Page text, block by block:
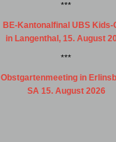
***
BE-Kantonalfinal UBS Kids-
in Langenthal, 15. August
***
Obstgartenmeeting in
SA 15. August 2026